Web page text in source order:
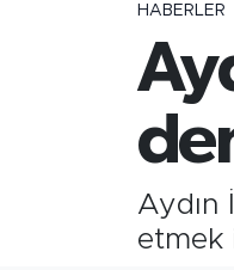
HABERLER
Aydın
etmek